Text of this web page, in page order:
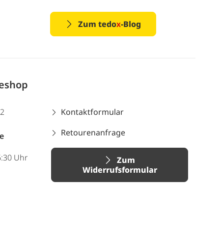
Zum tedox-Blog
Uhr
Kontaktformular
Retourenanfrage
Zum
Widerrufsformular